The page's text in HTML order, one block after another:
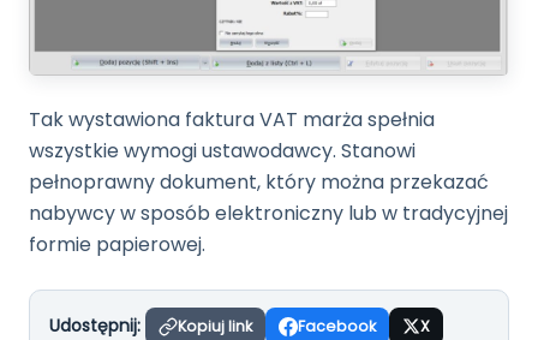
Tak wystawiona faktura VAT marża spełnia
wszystkie wymogi ustawodawcy. Stanowi
pełnoprawny dokument, który można przekazać
nabywcy w sposób elektroniczny lub w tradycyjnej
formie papierowej.
Udostępnij: Kopiuj link Facebook
X